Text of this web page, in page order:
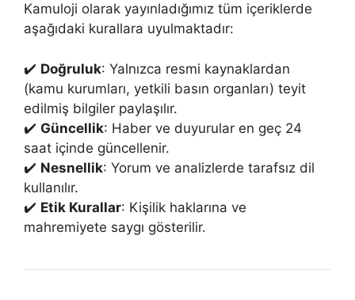
Kamuloji olarak yayınladığımız tüm içeriklerde
aşağıdaki kurallara uyulmaktadır:
✔️ Doğruluk: Yalnızca resmi kaynaklardan
(kamu kurumları, yetkili basın organları) teyit
edilmiş bilgiler paylaşılır.
✔️ Güncellik: Haber ve duyurular en geç 24
saat içinde güncellenir.
✔️ Nesnellik: Yorum ve analizlerde tarafsız dil
kullanılır.
✔️ Etik Kurallar: Kişilik haklarına ve
mahremiyete saygı gösterilir.